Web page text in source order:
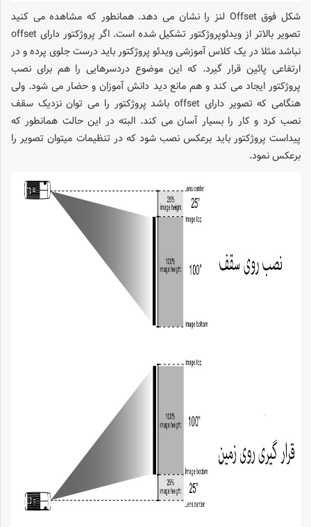
شکل فوق Offset لنز را نشان می دهد. همانطور که مشاهده می کنید
تصویر بالاتر از ویدئوپروژکتور تشکیل شده است. اگر پروژکتور دارای offset
نباشد مثلا در یک کلاس آموزشی ویدئو پروژکتور باید درست جلوی پرده و در
ارتفاعی پائین قرار گیرد. که این موضوع دردسرهایی را هم برای نصب
پروژکتور ایجاد می کند و هم مانع دید دانش آموزان و حضار می شود. ولی
هنگامی که تصویر دارای offset باشد پروژکتور را می توان نزدیک سقف
نصب کرد و کار را بسیار آسان می کند. البته در این حالت همانطور که
پیداست پروژکتور باید برعکس نصب شود که در تنظیمات میتوان تصویر را
برعکس نمود.